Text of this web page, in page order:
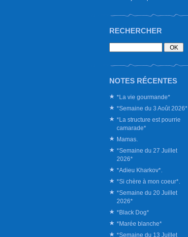
RECHERCHER
NOTES RÉCENTES
*La vie gourmande*
*Semaine du 3 Août 2026*
*La structure est pourrie
camarade*
Mamas.
*Semaine du 27 Juillet
2026*
*Adieu Kharkov*.
*Si chère à mon coeur*.
*Semaine du 20 Juillet
2026*
*Black Dog*
*Marée blanche*
*Semaine du 13 Juillet